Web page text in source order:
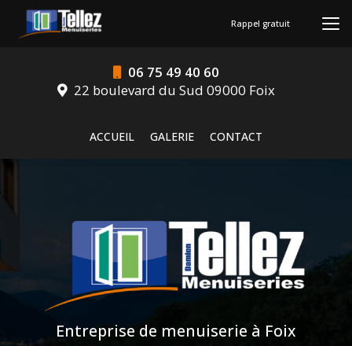
contenu
06 75 49 40 60
22 boulevard du Sud 09000 Foix
ACCUEIL
GALERIE CONTACT
Rappel gratuit
Entreprise de menuiserie à Foix